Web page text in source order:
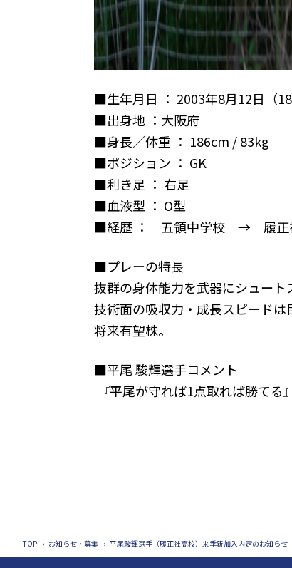
■生年月日 ： 2003年8月12日（18
■出身地 ：大阪府
■身長／体重 ： 186cm / 83kg
■ポジション ： GK
■利き足 ： 右足
■血液型 ： O型
■経歴 ： 五領中学校 → 履正
■プレーの特長
抜群の身体能力を武器にシュート
技術面の吸収力・成長スピード
将来有望株。
■平尾 駿輝選手コメント
『平尾が守れば1点取れば勝てる
TOP › お知らせ・募集 › 平尾駿輝選手（履正社高校）来季新加入内定のお知らせ